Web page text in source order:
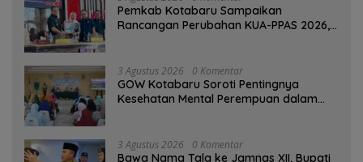
Pemkab Kotabaru Sampaikan
Rancangan Perubahan KUA-PPAS 2026,
3 Agustus 2026 0 Komentar
GOW Kotabaru Soroti Pentingnya
Kesehatan Mental Perempuan dalam
3 Agustus 2026 0 Komentar
Bawa Nama Tala ke Jamnas XII, Bupati